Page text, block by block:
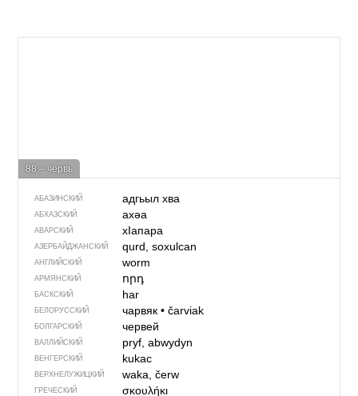
88 – червь
АБАЗИНСКИЙ адгьыл хва
АБХАЗСКИЙ ахәа
АВАРСКИЙ хIапара
АЗЕРБАЙДЖАН­СКИЙ qurd, soxulcan
АНГЛИЙСКИЙ worm
АРМЯНСКИЙ որդ
БАСКСКИЙ har
БЕЛОРУССКИЙ чарвяк• čarviak
БОЛГАРСКИЙ червей
ВАЛЛИЙСКИЙ pryf, abwydyn
ВЕНГЕРСКИЙ kukac
ВЕРХНЕЛУЖИЦКИЙ waka, čerw
ГРЕЧЕСКИЙ σκουλήκι